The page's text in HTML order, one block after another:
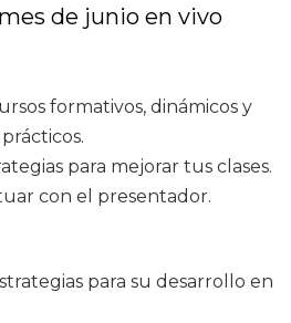
de junio en vivo
formativos, dinámicos y
prácticos.
para mejorar tus clases.
con el presentador.
para su desarrollo en